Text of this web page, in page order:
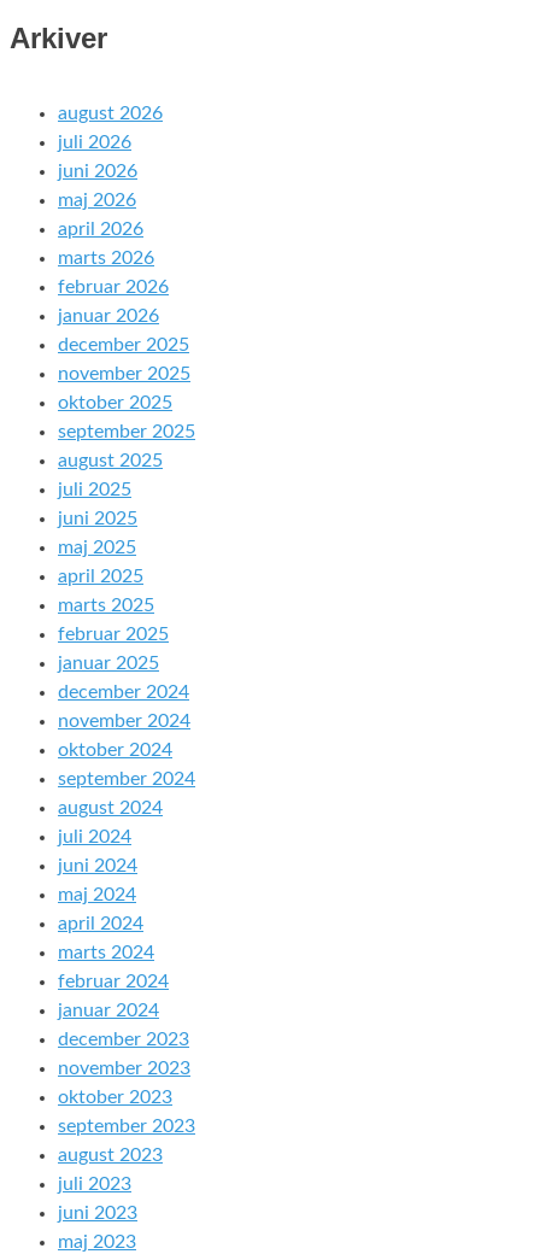
Arkiver
august 2026
juli 2026
juni 2026
maj 2026
april 2026
marts 2026
februar 2026
januar 2026
december 2025
november 2025
oktober 2025
september 2025
august 2025
juli 2025
juni 2025
maj 2025
april 2025
marts 2025
februar 2025
januar 2025
december 2024
november 2024
oktober 2024
september 2024
august 2024
juli 2024
juni 2024
maj 2024
april 2024
marts 2024
februar 2024
januar 2024
december 2023
november 2023
oktober 2023
september 2023
august 2023
juli 2023
juni 2023
maj 2023